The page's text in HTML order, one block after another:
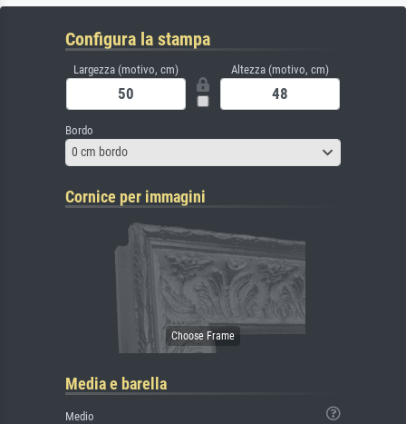
Configura la stampa
Largezza (motivo, cm) Altezza (motivo, cm)
Bordo
0 cm bordo
Cornice per immagini
Media e barella
Medio